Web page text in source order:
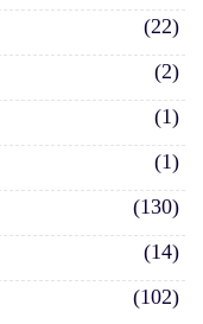
(22)
(2)
(1)
(1)
(130)
(14)
(102)